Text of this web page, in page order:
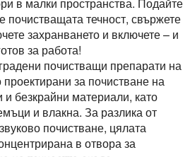
почистващата течност, свържете
захранването и включете – и
за работа!
почистващи препарати на
за почистване на
безкрайни материали, като
и влакна. За разлика от
почистване, цялата
в отвора за